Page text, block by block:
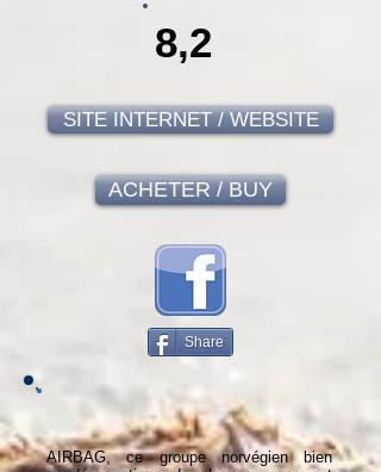
8,2
SITE INTERNET / WEBSITE
ACHETER / BUY
Share
AIRBAG, ce groupe norvégien bien